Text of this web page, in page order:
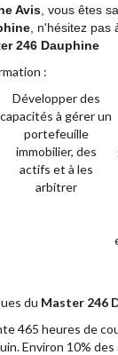
Avis , vous êtes
, n'hésitez
246 Dauphine
:
Développer des
capacités à gérer un
portefeuille
immobilier, des
actifs et à les
arbitrer
du Master 246
465 heures de
Environ 10%